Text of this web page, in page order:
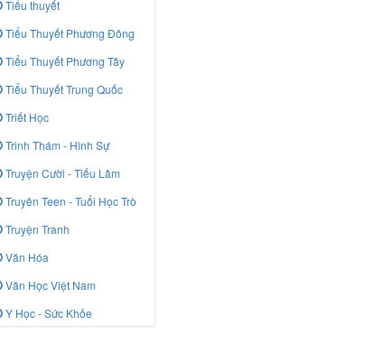
Tiểu thuyết
Tiểu Thuyết Phương Đông
Tiểu Thuyết Phương Tây
Tiểu Thuyết Trung Quốc
Triết Học
Trinh Thám - Hình Sự
Truyện Cười - Tiếu Lâm
Truyên Teen - Tuổi Học Trò
Truyện Tranh
Văn Hóa
Văn Học Việt Nam
Y Học - Sức Khỏe